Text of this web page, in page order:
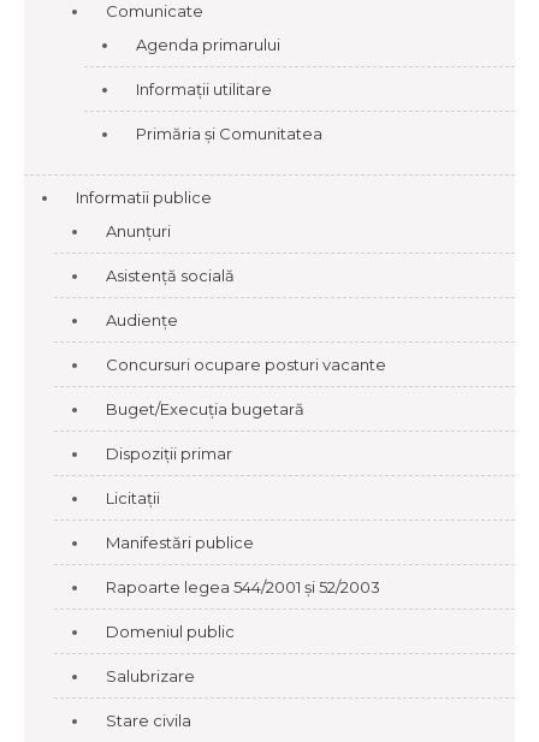
Comunicate
Agenda primarului
Informații utilitare
Primăria și Comunitatea
Informatii publice
Anunțuri
Asistență socială
Audiențe
Concursuri ocupare posturi vacante
Buget/Execuția bugetară
Dispoziții primar
Licitații
Manifestări publice
Rapoarte legea 544/2001 și 52/2003
Domeniul public
Salubrizare
Stare civila